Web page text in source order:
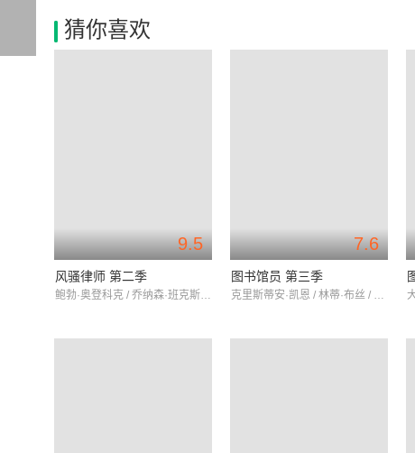
猜你喜欢
9.5
风骚律师 第二季
鲍勃·奥登科克 / 乔纳森·班克斯 / 蕾亚·塞洪
7.6
图书馆员 第三季
克里斯蒂安·凯恩 / 林蒂·布丝 / 约翰·哈伦·金